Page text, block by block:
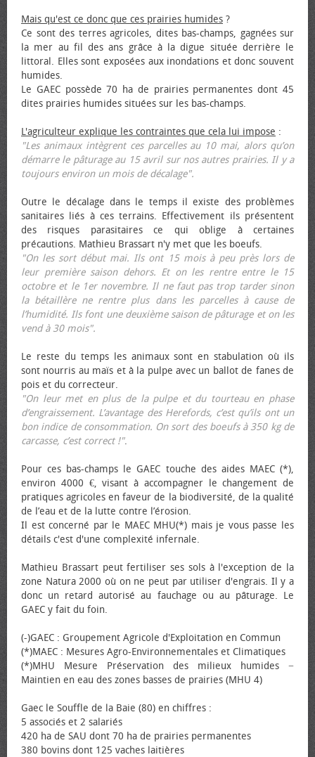
Mais qu'est ce donc que ces prairies humides ?
Ce sont des terres agricoles, dites bas-champs, gagnées sur
la mer au fil des ans grâce à la digue située derrière le
littoral. Elles sont exposées aux inondations et donc souvent
humides.
Le GAEC possède 70 ha de prairies permanentes dont 45
dites prairies humides situées sur les bas-champs.
L'agriculteur explique les contraintes que cela lui impose :
"Les animaux intègrent ces parcelles au 10 mai, alors qu’on
démarre le pâturage au 15 avril sur nos autres prairies. Il y a
toujours environ un mois de décalage".
Outre le décalage dans le temps il existe des problèmes
sanitaires liés à ces terrains. Effectivement ils présentent
des risques parasitaires ce qui oblige à certaines
précautions. Mathieu Brassart n'y met que les bœufs.
"On les sort début mai. Ils ont 15 mois à peu près lors de
leur première saison dehors. Et on les rentre entre le 15
octobre et le 1er novembre. Il ne faut pas trop tarder sinon
la bétaillère ne rentre plus dans les parcelles à cause de
l’humidité. Ils font une deuxième saison de pâturage et on les
vend à 30 mois".
Le reste du temps les animaux sont en stabulation où ils
sont nourris au maïs et à la pulpe avec un ballot de fanes de
pois et du correcteur.
"On leur met en plus de la pulpe et du tourteau en phase
d’engraissement. L’avantage des Herefords, c’est qu’ils ont un
bon indice de consommation. On sort des bœufs à 350 kg de
carcasse, c’est correct !".
Pour ces bas-champs le GAEC touche des aides MAEC (*),
environ 4000 €, visant à accompagner le changement de
pratiques agricoles en faveur de la biodiversité, de la qualité
de l’eau et de la lutte contre l’érosion.
Il est concerné par le MAEC MHU(*) mais je vous passe les
détails c'est d'une complexité infernale.
Mathieu Brassart peut fertiliser ses sols à l'exception de la
zone Natura 2000 où on ne peut par utiliser d'engrais. Il y a
donc un retard autorisé au fauchage ou au pâturage. Le
GAEC y fait du foin.
(-)GAEC : Groupement Agricole d'Exploitation en Commun
(*)MAEC : Mesures Agro-Environnementales et Climatiques
(*)MHU Mesure Préservation des milieux humides −
Maintien en eau des zones basses de prairies (MHU 4)
Gaec le Souffle de la Baie (80) en chiffres :
5 associés et 2 salariés
420 ha de SAU dont 70 ha de prairies permanentes
380 bovins dont 125 vaches laitières